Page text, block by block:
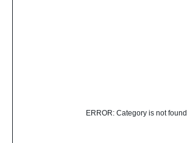
ERROR: Category is not found